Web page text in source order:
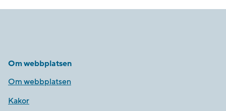
Om webbplatsen
Om webbplatsen
Kakor